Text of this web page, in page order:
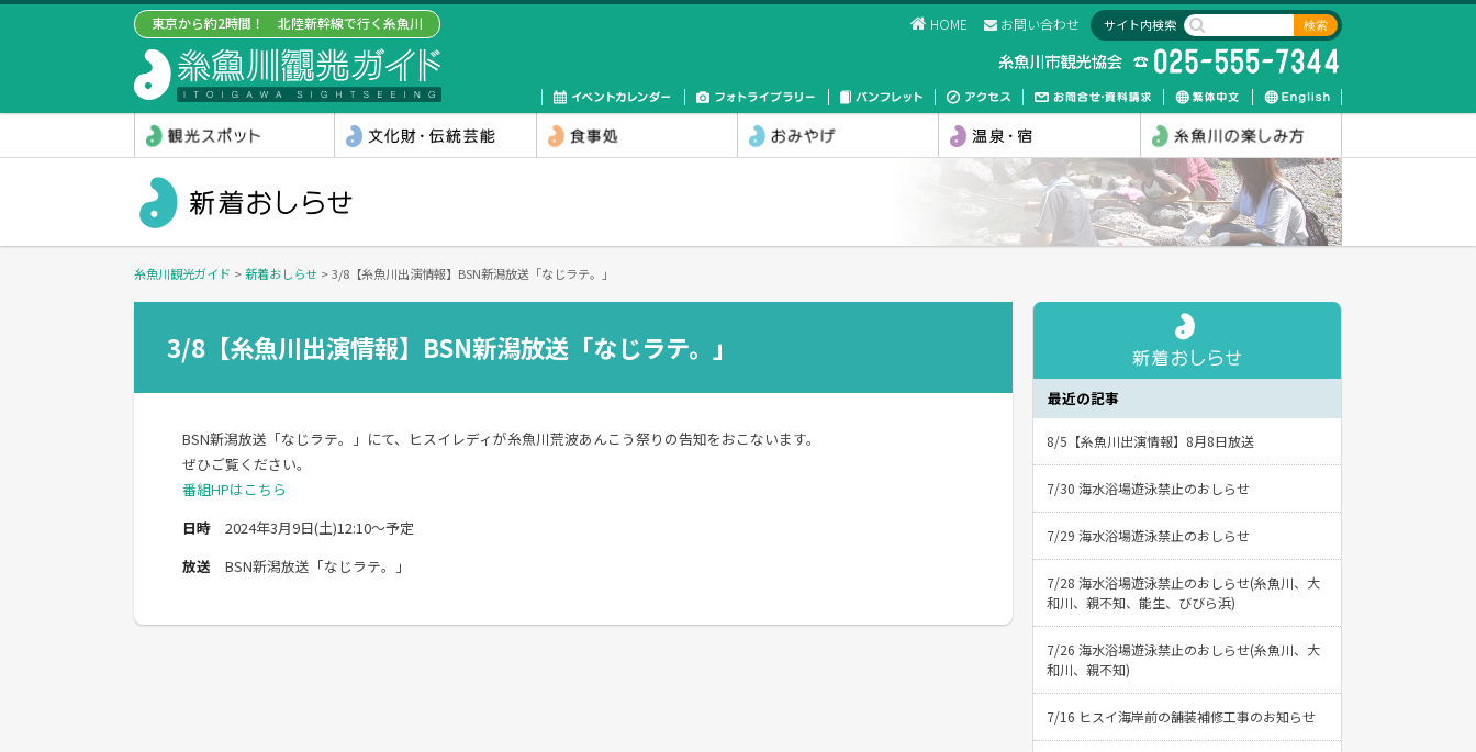
東京から約2時間！ 北陸新幹線で行く糸魚川 サイト内検索
HOME お問い合わせ
糸魚川観光ガイド >新着おしらせ >3/8【糸魚川出演情報】BSN新潟放送「なじラテ。」
3/8【糸魚川出演情報】BSN新潟放送「なじラテ。」
BSN新潟放送「なじラテ。」にて、ヒスイレディが糸魚川荒波あんこう祭りの告知をおこないます。
ぜひご覧ください。
番組HPはこちら
日時 2024年3月9日(土)12:10～予定
放送 BSN新潟放送「なじラテ。」
最近の記事
8/5【糸魚川出演情報】8月8日放送
7/30 海水浴場遊泳禁止のおしらせ
7/29 海水浴場遊泳禁止のおしらせ
7/28 海水浴場遊泳禁止のおしらせ(糸魚川、大
和川、親不知、能生、びびら浜)
7/26 海水浴場遊泳禁止のおしらせ(糸魚川、大
和川、親不知)
7/16 ヒスイ海岸前の舗装補修工事のお知らせ